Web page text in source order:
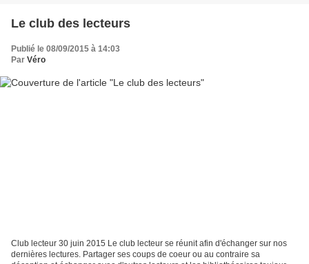
Le club des lecteurs
Publié le 08/09/2015 à 14:03
Par Véro
Club lecteur 30 juin 2015 Le club lecteur se réunit afin d'échanger sur nos
dernières lectures. Partager ses coups de coeur ou au contraire sa